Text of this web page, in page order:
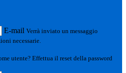
E-mail Verrà inviato un messaggio
necessarie.
utente? Effettua il reset della password